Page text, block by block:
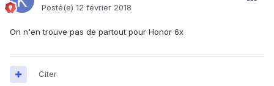
Posté(e) 12 février 2018
On n'en trouve pas de partout pour Honor 6x
Citer